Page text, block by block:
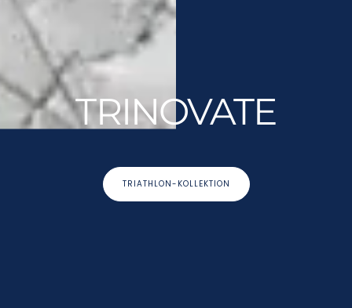
TRINOVATE
TRIATHLON-KOLLEKTION